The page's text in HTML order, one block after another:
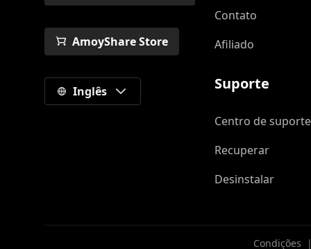
AmoyShare Store
Inglês
Contato
Afiliado
Suporte
Centro de suporte
Recuperar
Desinstalar
Condições |